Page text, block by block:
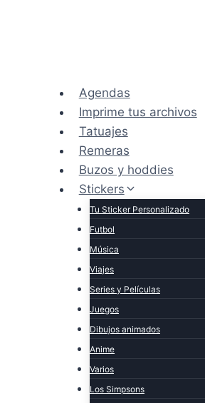
Agendas
Imprime tus archivos
Tatuajes
Remeras
Buzos y hoddies
Stickers
Tu Sticker Personalizado
Futbol
Música
Viajes
Series y Películas
Juegos
Dibujos animados
Anime
Varios
Los Simpsons